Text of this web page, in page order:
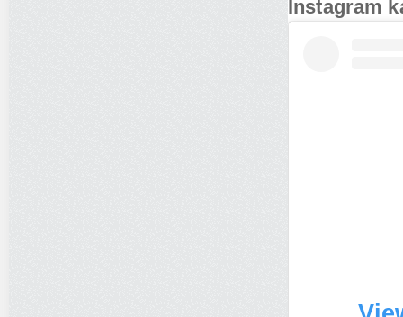
Instagram